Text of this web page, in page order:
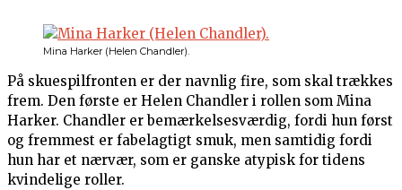
Mina Harker (Helen Chandler).
På skuespilfronten er der navnlig fire, som skal trækkes
frem. Den første er Helen Chandler i rollen som Mina
Harker. Chandler er bemærkelsesværdig, fordi hun først
og fremmest er fabelagtigt smuk, men samtidig fordi
hun har et nærvær, som er ganske atypisk for tidens
kvindelige roller.